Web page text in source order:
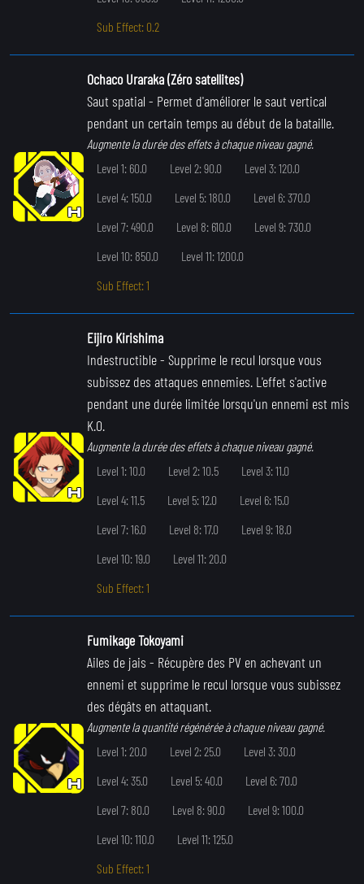
Sub Effect: 0.2
Ochaco Uraraka (Zéro satellites)
Saut spatial - Permet d'améliorer le saut vertical
pendant un certain temps au début de la bataille.
Augmente la durée des effets à chaque niveau gagné.
Level 1: 60.0
Level 2: 90.0
Level 3: 120.0
Level 4: 150.0
Level 5: 180.0
Level 6: 370.0
Level 7: 490.0
Level 8: 610.0
Level 9: 730.0
Level 10: 850.0
Level 11: 1200.0
Sub Effect: 1
Eijiro Kirishima
Indestructible- Supprime le recul lorsque vous
subissez des attaques ennemies. L'effet s'active
pendant une durée limitée lorsqu'un ennemi est mis
K.O.
Augmente la durée des effets à chaque niveau gagné.
Level 1: 10.0
Level 2: 10.5
Level 3: 11.0
Level 4: 11.5
Level 5: 12.0
Level 6: 15.0
Level 7: 16.0
Level 8: 17.0
Level 9: 18.0
Level 10: 19.0
Level 11: 20.0
Sub Effect: 1
Fumikage Tokoyami
Ailes de jais - Récupère des PV en achevant un
ennemi et supprime le recul lorsque vous subissez
des dégâts en attaquant.
Augmente la quantité régénérée à chaque niveau gagné.
Level 1: 20.0
Level 2: 25.0
Level 3: 30.0
Level 4: 35.0
Level 5: 40.0
Level 6: 70.0
Level 7: 80.0
Level 8: 90.0
Level 9: 100.0
Level 10: 110.0
Level 11: 125.0
Sub Effect: 1